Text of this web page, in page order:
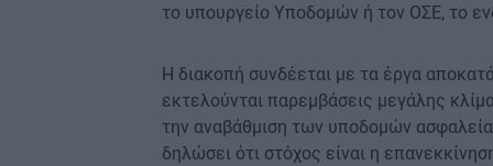
το υπουργείο Υποδομών ή τον ΟΣΕ, το
Η διακοπή συνδέεται με τα έργα
εκτελούνται παρεμβάσεις μεγάλης
την αναβάθμιση των υποδομών
δηλώσει ότι στόχος είναι η